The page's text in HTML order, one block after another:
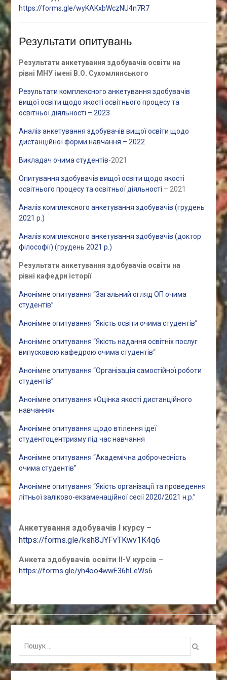
https://forms.gle/wyKAKxbWczNU4n7R7
Результати опитувань
Результати анкетування здобувачів освіти на
рівні МНУ імені В.О. Сухомлинського
Результати комплексного анкетування здобувачів
вищої освіти щодо якості освітнього процесу та
освітньої діяльності – 2023
Аналіз анкетування здобувачів вищої освіти щодо
дистанційної форми навчання – 2022
Викладач очима студентів-2021
Опитування здобувачів вищої освіти щодо якості
освітнього процесу та освітньої діяльності – 2021
Аналіз комплексного анкетування здобувачів (грудень
2021 р.)
Аналіз комплексного анкетування здобувачів (доктор
філософії) (грудень 2021 р.)
Результати анкетування здобувачів освіти на
рівні кафедри історії
Анонімне опитування “Загальний огляд ОП очима
студентів”
Анонімне опитування “Якість освіти очима студентів”
Анонімне опитування “Якість надання освітніх послуг
випусковою кафедрою очима студентів“
Анонімне опитування “Організація самостійної роботи
студентів”
Анонімне опитування «Оцінка якості дистанційного
навчання»
Анонімне опитування щодо втілення ідеї
студентоцентризму під час навчання
Анонімне опитування “Академічна доброчесність
очима студентів”
Анонімне опитування “Якість організації та проведення
літньої заліково-екзаменаційної сесії 2020/2021 н.р.”
Анкетування здобувачів І курсу –
https://forms.gle/ksh8JYFvTKwv1K4q6
Анкета здобувачів освіти ІІ-V курсів –
https://forms.gle/yh4oo4wwE36hLeWs6
Пошук
для: